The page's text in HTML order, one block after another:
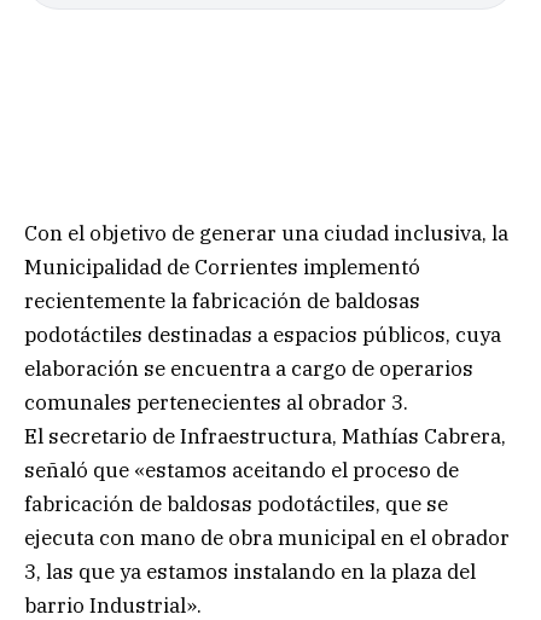
Con el objetivo de generar una ciudad inclusiva, la
Municipalidad de Corrientes implementó
recientemente la fabricación de baldosas
podotáctiles destinadas a espacios públicos, cuya
elaboración se encuentra a cargo de operarios
comunales pertenecientes al obrador 3.
El secretario de Infraestructura, Mathías Cabrera,
señaló que «estamos aceitando el proceso de
fabricación de baldosas podotáctiles, que se
ejecuta con mano de obra municipal en el obrador
3, las que ya estamos instalando en la plaza del
barrio Industrial».